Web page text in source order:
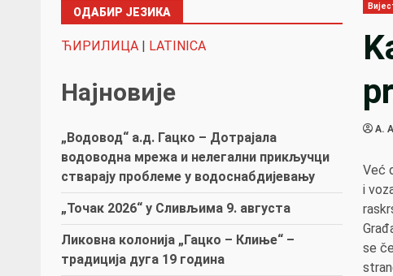
A.
Već
i
se
ОДАБИР ЈЕЗИКА
ЋИРИЛИЦА | LATINICA
Најновије
„Водовод“ а.д. Гацко – Дотрајала
водоводна мрежа и нелегални прикључци
стварају проблеме у водоснабдијевању
„Точак 2026“ у Сливљима 9. августа
Ликовна колонија „Гацко – Клиње“ –
традиција дуга 19 година